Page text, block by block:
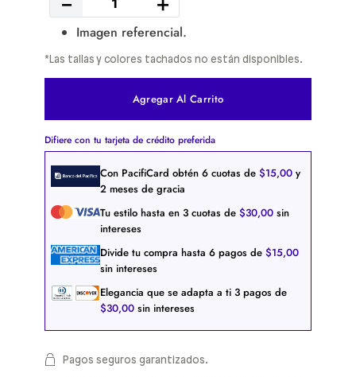
Imagen referencial.
*Las tallas y colores tachados no están disponibles.
Agregar Al Carrito
Difiere con tu tarjeta de crédito preferida
Con PacifiCard obtén 6 cuotas de $15,00 y
2 meses de gracia
Tu estilo hasta en 3 cuotas de $30,00 sin
intereses
Divide tu compra hasta 6 pagos de $15,00
sin intereses
Elegancia que se adapta a ti 3 pagos de
$30,00 sin intereses
Pagos seguros garantizados.